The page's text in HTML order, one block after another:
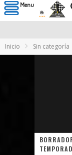
Inicio Sin categoría
Menu